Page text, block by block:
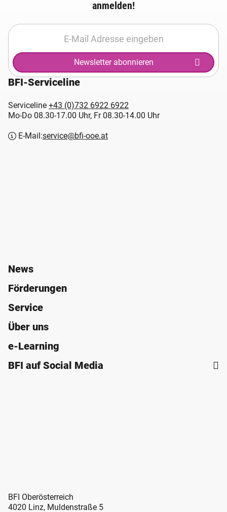
anmelden!
Newsletter abonnieren
BFI-Serviceline
Serviceline +43 (0)732 6922 6922
Mo-Do 08.30-17.00 Uhr, Fr 08.30-14.00 Uhr
E-Mail:service@bfi-ooe.at
News
Förderungen
Service
Über uns
e-Learning
BFI auf Social Media
BFI Oberösterreich
4020 Linz, Muldenstraße 5